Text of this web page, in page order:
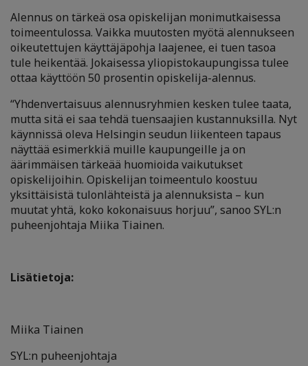
Alennus on tärkeä osa opiskelijan monimutkaisessa
toimeentulossa. Vaikka muutosten myötä alennukseen
oikeutettujen käyttäjäpohja laajenee, ei tuen tasoa
tule heikentää. Jokaisessa yliopistokaupungissa tulee
ottaa käyttöön 50 prosentin opiskelija-alennus.
“Yhdenvertaisuus alennusryhmien kesken tulee taata,
mutta sitä ei saa tehdä tuensaajien kustannuksilla. Nyt
käynnissä oleva Helsingin seudun liikenteen tapaus
näyttää esimerkkiä muille kaupungeille ja on
äärimmäisen tärkeää huomioida vaikutukset
opiskelijoihin. Opiskelijan toimeentulo koostuu
yksittäisistä tulonlähteistä ja alennuksista – kun
muutat yhtä, koko kokonaisuus horjuu”, sanoo SYL:n
puheenjohtaja Miika Tiainen.
Lisätietoja:
Miika Tiainen
SYL:n puheenjohtaja